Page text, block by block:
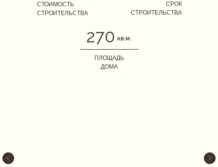
СРОК
СТРОИТЕЛЬСТВА
КВ.М.
ПЛОЩАДЬ
ДОМА
270
СТОИМОСТЬ
СТРОИТЕЛЬСТВА